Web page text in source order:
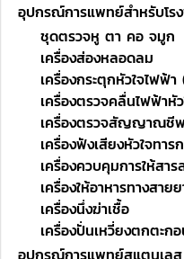
อุปกรณ์การแพทย์สำหรับโร
ชุดตรวจหู ตา คอ จมูก
เครื่องส่องหลอดลม
เครื่องกระตุกหัวใจไฟฟ้า
เครื่องตรวจคลื่นไฟฟ้าหัว
เครื่องตรวจสัญญาณชี
เครื่องฟังเสียงหัวใจทารก
เครื่องควบคุมการให้สา
เครื่องให้อาหารทางสาย
เครื่องนึ่งฆ่าเชื้อ
เครื่องปั่นเหวี่ยงตกตะก
อุปกรณ์การแพทย์สแตนเลส